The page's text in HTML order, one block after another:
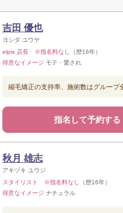
吉田 優也
ヨシダ ユウヤ
elpis 店長 ※指名料なし
（歴16年）
得意なイメージ モテ・愛され
縮毛矯正の支持率、施術数はグループ
指名して予約する
秋月 雄志
アキヅキ ユウジ
スタイリスト ※指名料なし
（歴16年）
得意なイメージ ナチュラル